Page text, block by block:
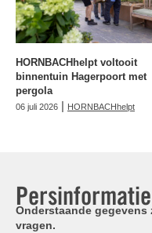
HORNBACHhelpt voltooit
binnentuin Hagerpoort met
pergola
06 juli 2026 | HORNBACHhelpt
Persinformatie
Onderstaande
vragen.